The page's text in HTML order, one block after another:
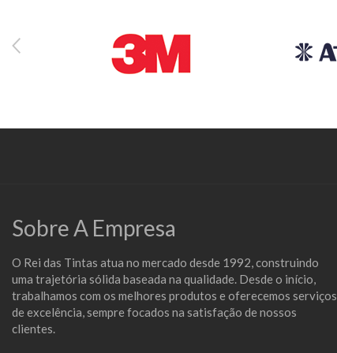
Sobre A Empresa
O Rei das Tintas atua no mercado desde 1992, construindo
uma trajetória sólida baseada na qualidade. Desde o início,
trabalhamos com os melhores produtos e oferecemos serviços
de excelência, sempre focados na satisfação de nossos
clientes.